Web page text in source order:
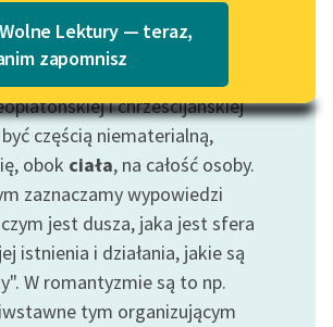
dla
z
do
i
Katalog w formacie PDF
Lektury — teraz,
zapomnisz
i chrześcijańskiej
częścią niematerialną,
obok ciała, na całość osoby.
zaznaczamy wypowiedzi
jest dusza, jaka jest sfera
istnienia i działania, jakie są
W romantyzmie są to np.
tym organizującym